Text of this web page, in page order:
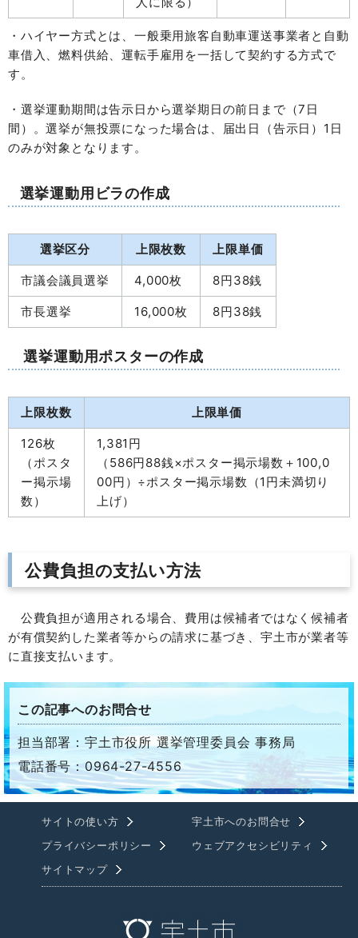
・ハイヤー方式とは、一般乗用旅客自動車運送事業者と自動
車借入、燃料供給、運転手雇用を一括して契約する方式で
す。
・選挙運動期間は告示日から選挙期日の前日まで（7日
間）。選挙が無投票になった場合は、届出日（告示日）1日
のみが対象となります。
選挙運動用ビラの作成
選挙区分 上限枚数 上限単価
市議会議員選挙 4,000枚 8円38銭
市長選挙 16,000枚 8円38銭
選挙運動用ポスターの作成
上限枚数 上限単価
126枚
（ポスタ
ー掲示場
数）
1,381円
（586円88銭×ポスター掲示場数＋100,0
00円）÷ポスター掲示場数（1円未満切り
上げ）
公費負担の支払い方法
公費負担が適用される場合、費用は候補者ではなく候補者
が有償契約した業者等からの請求に基づき、宇土市が業者等
に直接支払います。
この記事へのお問合せ
担当部署：宇土市役所 選挙管理委員会 事務局
電話番号：0964-27-4556
サイトの使い方
宇土市へのお問合せ
プライバシーポリシー
ウェブアクセシビリティ
サイトマップ